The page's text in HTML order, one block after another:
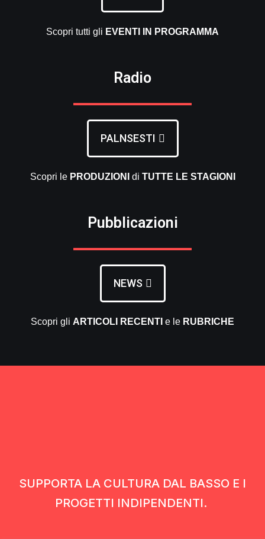
Scopri tutti gli EVENTI IN PROGRAMMA
Radio
PALNSESTI
Scopri le PRODUZIONI di TUTTE LE STAGIONI
Pubblicazioni
NEWS
Scopri gli ARTICOLI RECENTI e le RUBRICHE
SUPPORTA LA CULTURA DAL BASSO E I
PROGETTI INDIPENDENTI.